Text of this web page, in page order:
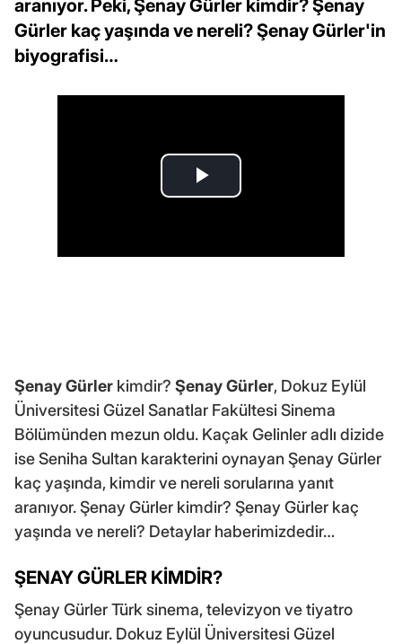
aranıyor. Peki, Şenay Gürler kimdir? Şenay
Gürler kaç yaşında ve nereli? Şenay Gürler'in
biyografisi…
Şenay Gürler kimdir? Şenay Gürler, Dokuz Eylül
Üniversitesi Güzel Sanatlar Fakültesi Sinema
Bölümünden mezun oldu. Kaçak Gelinler adlı dizide
ise Seniha Sultan karakterini oynayan Şenay Gürler
kaç yaşında, kimdir ve nereli sorularına yanıt
aranıyor. Şenay Gürler kimdir? Şenay Gürler kaç
yaşında ve nereli? Detaylar haberimizdedir…
ŞENAY GÜRLER KİMDİR?
Şenay Gürler Türk sinema, televizyon ve tiyatro
oyuncusudur. Dokuz Eylül Üniversitesi Güzel